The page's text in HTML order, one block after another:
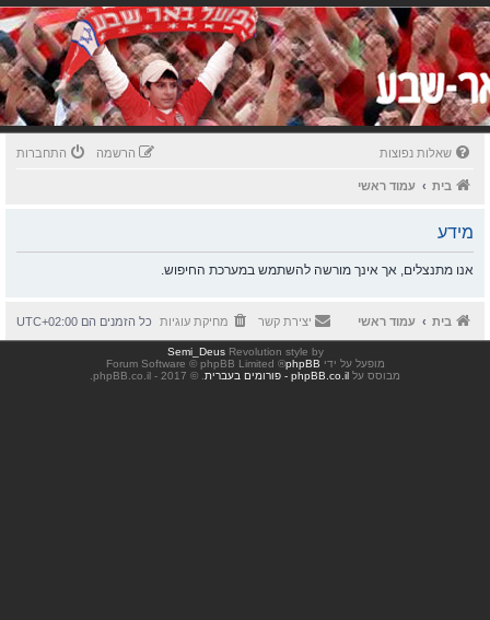
שאלות נפוצות התחברות הרשמה
בית עמוד ראשי
מידע
אנו מתנצלים, אך אינך מורשה להשתמש במערכת החיפוש.
בית עמוד ראשי כל הזמנים הם UTC+02:00 מחיקת עוגיות יצירת קשר
Revolution style by
Semi_Deus
מופעל על ידי phpBB
® Forum Software © phpBB Limited
מבוסס על phpBB.co.il - פורומים בעברית . © 2017 - phpBB.co.il.